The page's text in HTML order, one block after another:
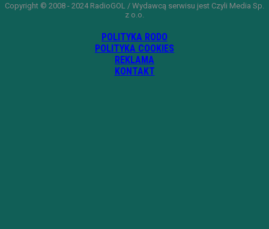
Copyright © 2008 - 2024 RadioGOL / Wydawcą serwisu jest Czyli Media Sp.
z o.o.
POLITYKA RODO
POLITYKA COOKIES
REKLAMA
KONTAKT